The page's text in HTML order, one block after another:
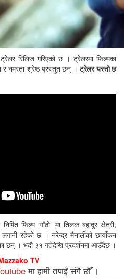
ट्रेलर रिलिज गरिएको छ । ट्रेलरमा फिल्मका
र नम्रता श्रेष्ठ प्रस्तुत छन् ।ट्रेलर यस्तो छ
फिल्म ‘गाँठो’ मा तिलक बहादुर क्षेत्री,
रहेको छ । नरेन्द्र मैनालीको छायाँकन
छन् । भदौ ३१ गतेदेखि प्रदर्शनमा आउँदैछ ।
TV
मा हामी तपाईं संगै छौँ ।